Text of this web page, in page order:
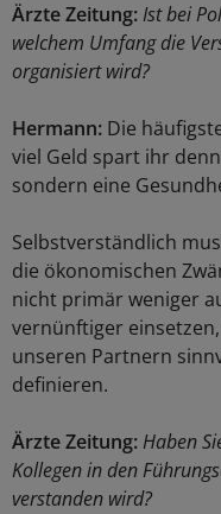
Ärzte Zeitung:Ist bei
welchem Umfang die
organisiert wird?
Hermann: Die
viel Geld spart ihr
sondern eine
Selbstverständlich
die ökonomischen
nicht primär weniger
vernünftiger
unseren Partnern
definieren.
Ärzte Zeitung:Haben
Kollegen in den
verstanden wird?